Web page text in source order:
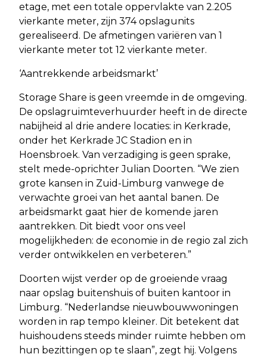
etage, met een totale oppervlakte van 2.205
vierkante meter, zijn 374 opslagunits
gerealiseerd. De afmetingen variëren van 1
vierkante meter tot 12 vierkante meter.
‘Aantrekkende arbeidsmarkt’
Storage Share is geen vreemde in de omgeving.
De opslagruimteverhuurder heeft in de directe
nabijheid al drie andere locaties: in Kerkrade,
onder het Kerkrade JC Stadion en in
Hoensbroek. Van verzadiging is geen sprake,
stelt mede-oprichter Julian Doorten. “We zien
grote kansen in Zuid-Limburg vanwege de
verwachte groei van het aantal banen. De
arbeidsmarkt gaat hier de komende jaren
aantrekken. Dit biedt voor ons veel
mogelijkheden: de economie in de regio zal zich
verder ontwikkelen en verbeteren.”
Doorten wijst verder op de groeiende vraag
naar opslag buitenshuis of buiten kantoor in
Limburg. “Nederlandse nieuwbouwwoningen
worden in rap tempo kleiner. Dit betekent dat
huishoudens steeds minder ruimte hebben om
hun bezittingen op te slaan”, zegt hij. Volgens